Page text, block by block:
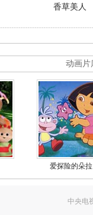
香草美人
动画片
爱探险的朵拉
中央电